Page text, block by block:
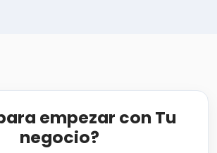
empezar con Tu
negocio?